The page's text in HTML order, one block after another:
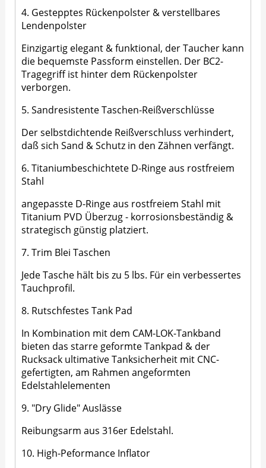
4. Gestepptes Rückenpolster & verstellbares
Lendenpolster
Einzigartig elegant & funktional, der Taucher kann
die bequemste Passform einstellen. Der BC2-
Tragegriff ist hinter dem Rückenpolster
verborgen.
5. Sandresistente Taschen-Reißverschlüsse
Der selbstdichtende Reißverschluss verhindert,
daß sich Sand & Schutz in den Zähnen verfängt.
6. Titaniumbeschichtete D-Ringe aus rostfreiem
Stahl
angepasste D-Ringe aus rostfreiem Stahl mit
Titanium PVD Überzug - korrosionsbeständig &
strategisch günstig platziert.
7. Trim Blei Taschen
Jede Tasche hält bis zu 5 lbs. Für ein verbessertes
Tauchprofil.
8. Rutschfestes Tank Pad
In Kombination mit dem CAM-LOK-Tankband
bieten das starre geformte Tankpad & der
Rucksack ultimative Tanksicherheit mit CNC-
gefertigten, am Rahmen angeformten
Edelstahlelementen
9. "Dry Glide" Auslässe
Reibungsarm aus 316er Edelstahl.
10. High-Peformance Inflator